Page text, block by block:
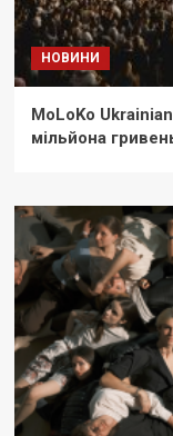
НОВИНИ
MoLoKo
мільйона